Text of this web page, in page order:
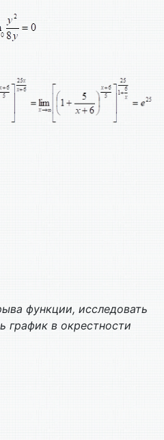
функции, исследовать
график в окрестности